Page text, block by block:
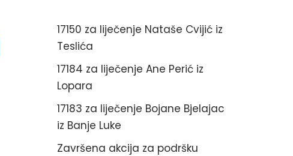
17150 za liječenje Nataše Cvijić iz
Teslića
17184 za liječenje Ane Perić iz
Lopara
17183 za liječenje Bojane Bjelajac
iz Banje Luke
Završena akcija za podršku